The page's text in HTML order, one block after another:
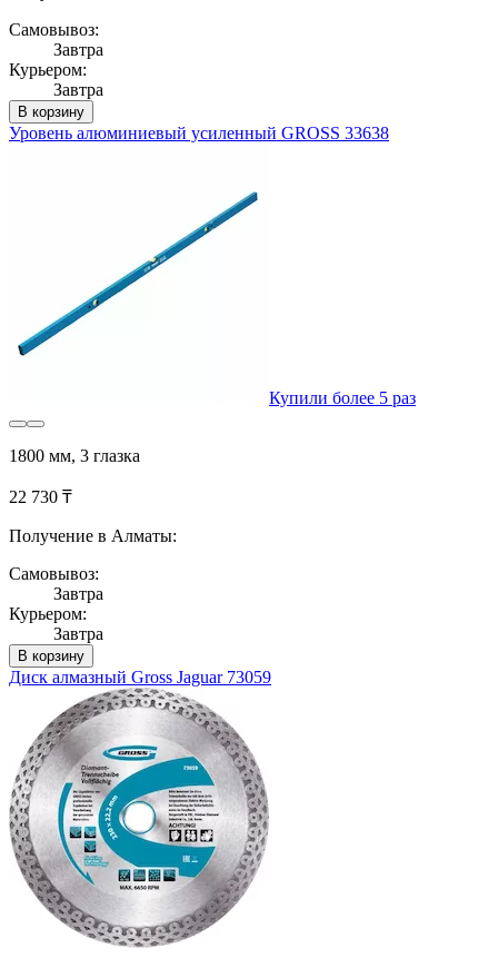
Самовывоз:
Завтра
Курьером:
Завтра
В корзину
Уровень алюминиевый усиленный GROSS 33638
Купили более 5 раз
1800 мм, 3 глазка
22 730 ₸
Получение в Алматы:
Самовывоз:
Завтра
Курьером:
Завтра
В корзину
Диск алмазный Gross Jaguar 73059